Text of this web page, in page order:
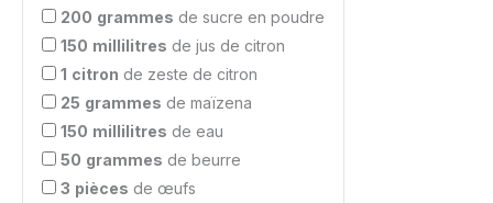
200 grammes de sucre en poudre
150 millilitres de jus de citron
1 citron de zeste de citron
25 grammes de maïzena
150 millilitres de eau
50 grammes de beurre
3 pièces de œufs